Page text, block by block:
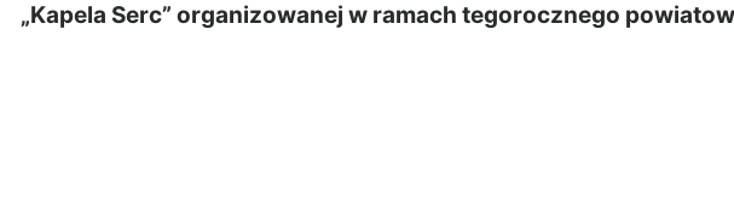
„Kapela Serc” organizowanej w ramach tegorocznego